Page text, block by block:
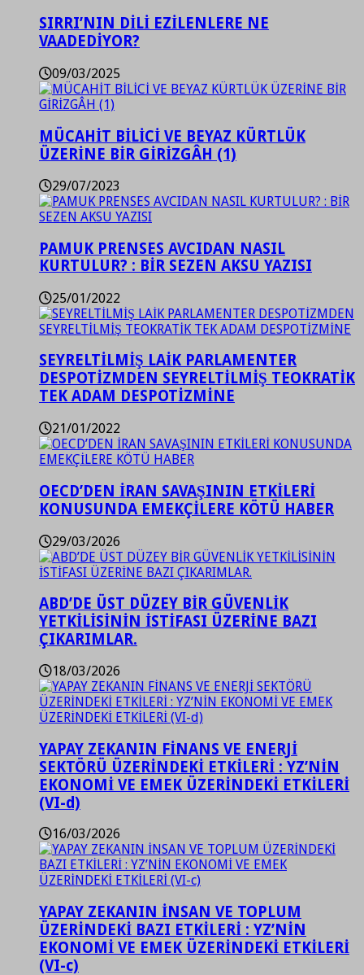
SIRRI’NIN DİLİ EZİLENLERE NE
VAADEDİYOR?
09/03/2025
MÜCAHİT BİLİCİ VE BEYAZ KÜRTLÜK
ÜZERİNE BİR GİRİZGÂH (1)
29/07/2023
PAMUK PRENSES AVCIDAN NASIL
KURTULUR? : BİR SEZEN AKSU YAZISI
25/01/2022
SEYRELTİLMİŞ LAİK PARLAMENTER
DESPOTİZMDEN SEYRELTİLMİŞ TEOKRATİK
TEK ADAM DESPOTİZMİNE
21/01/2022
OECD’DEN İRAN SAVAŞININ ETKİLERİ
KONUSUNDA EMEKÇİLERE KÖTÜ HABER
29/03/2026
ABD’DE ÜST DÜZEY BİR GÜVENLİK
YETKİLİSİNİN İSTİFASI ÜZERİNE BAZI
ÇIKARIMLAR.
18/03/2026
YAPAY ZEKANIN FİNANS VE ENERJİ
SEKTÖRÜ ÜZERİNDEKİ ETKİLERİ : YZ’NİN
EKONOMİ VE EMEK ÜZERİNDEKİ ETKİLERİ
(VI-d)
16/03/2026
YAPAY ZEKANIN İNSAN VE TOPLUM
ÜZERİNDEKİ BAZI ETKİLERİ : YZ’NİN
EKONOMİ VE EMEK ÜZERİNDEKİ ETKİLERİ
(VI-c)